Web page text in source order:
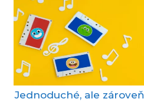
Jednoduché, ale zároveň